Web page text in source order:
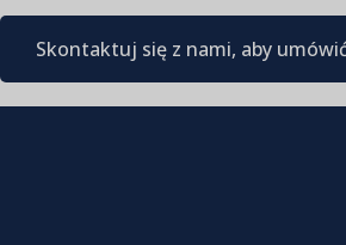
Skontaktuj się z nami, aby